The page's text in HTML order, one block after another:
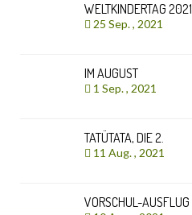
WELTKINDERTAG 2021
25 Sep. , 2021
IM AUGUST
1 Sep. , 2021
TATÜTATA, DIE 2.
11 Aug. , 2021
VORSCHUL-AUSFLUG